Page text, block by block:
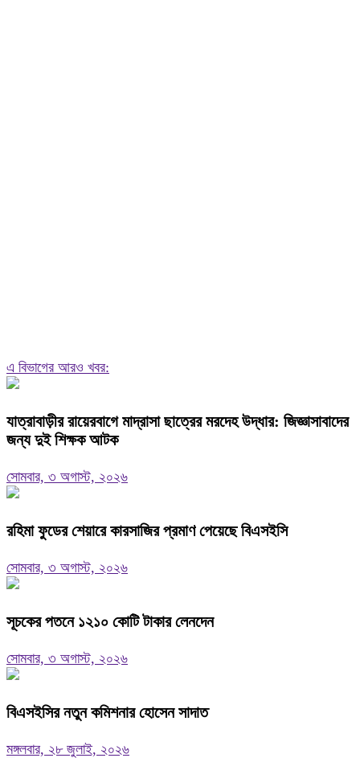
এ বিভাগের আরও খবর:
যাত্রাবাড়ীর রায়েরবাগে মাদ্রাসা ছাত্রের মরদেহ উদ্ধার: জিজ্ঞাসাবাদের
জন্য দুই শিক্ষক আটক
সোমবার, ৩ অগাস্ট, ২০২৬
রহিমা ফুডের শেয়ারে কারসাজির প্রমাণ পেয়েছে বিএসইসি
সোমবার, ৩ অগাস্ট, ২০২৬
সূচকের পতনে ১২১০ কোটি টাকার লেনদেন
সোমবার, ৩ অগাস্ট, ২০২৬
বিএসইসির নতুন কমিশনার হোসেন সাদাত
মঙ্গলবার, ২৮ জুলাই, ২০২৬